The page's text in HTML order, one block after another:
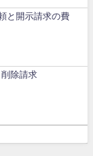
と開示請求の費
除請求